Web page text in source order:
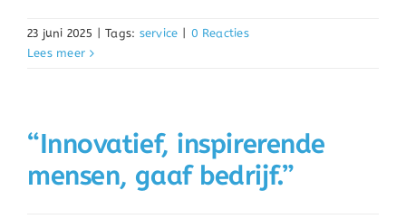
23 juni 2025 | Tags: service | 0 Reacties
Lees meer
“Innovatief, inspirerende
mensen, gaaf bedrijf.”